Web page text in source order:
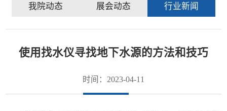
我院动态 展会动态 行业新闻
使用找水仪寻找地下水源的方法和技巧
时间：2023-04-11